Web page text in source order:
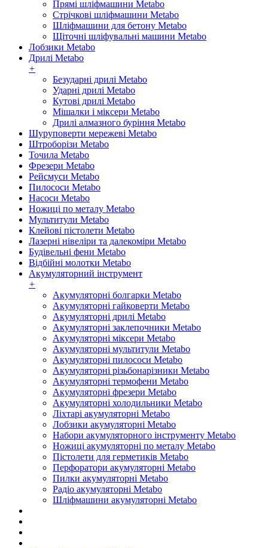
Прямі шліфмашини Metabo
Стрічкові шліфмашини Metabo
Шліфмашини для бетону Metabo
Щіточні шліфувальні машини Metabo
Лобзики Metabo
Дрилі Metabo
+
Безударні дрилі Metabo
Ударні дрилі Metabo
Кутові дрилі Metabo
Мішалки і міксери Metabo
Дрилі алмазного буріння Metabo
Шуруповерти мережеві Metabo
Штроборізи Metabo
Точила Metabo
Фрезери Metabo
Рейсмуси Metabo
Пилососи Metabo
Насоси Metabo
Ножиці по металу Metabo
Мультитули Metabo
Клейові пістолети Metabo
Лазерні нівеліри та далекоміри Metabo
Будівельні фени Metabo
Відбійні молотки Metabo
Акумуляторний інструмент
+
Акумуляторні болгарки Metabo
Акумуляторні гайковерти Metabo
Акумуляторні дрилі Metabo
Акумуляторні заклепочники Metabo
Акумуляторні міксери Metabo
Акумуляторні мультитули Metabo
Акумуляторні пилососи Metabo
Акумуляторні різьбонарізники Metabo
Акумуляторні термофени Metabo
Акумуляторні фрезери Metabo
Акумуляторні холодильники Metabo
Ліхтарі акумуляторні Metabo
Лобзики акумуляторні Metabo
Набори акумуляторного інструменту Metabo
Ножиці акумуляторні по металу Metabo
Пістолети для герметиків Metabo
Перфоратори акумуляторні Metabo
Пилки акумуляторні Metabo
Радіо акумуляторні Metabo
Шліфмашини акумуляторні Metabo